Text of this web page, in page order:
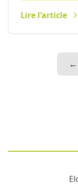
Lire l'article
←